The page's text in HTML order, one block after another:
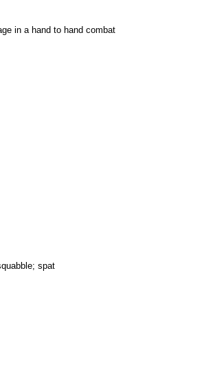
in a hand to hand combat
spat